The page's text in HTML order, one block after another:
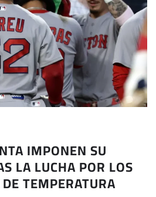
IMPONEN SU
LA LUCHA POR LOS
TEMPERATURA